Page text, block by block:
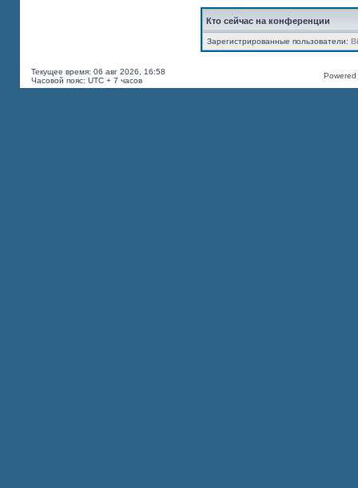
Кто сейчас на конференции
Зарегистрированные пользователи:
Текущее время: 06 авг 2026, 16:58
Часовой пояс: UTC + 7 часов